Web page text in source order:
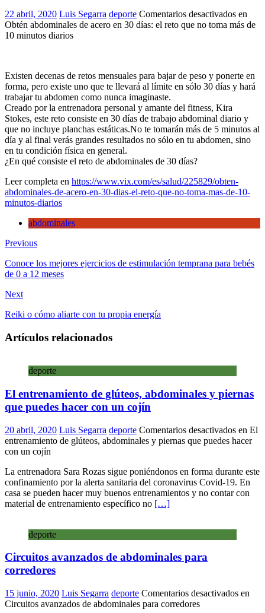
22 abril, 2020 Luis Segarra deporte Comentarios desactivados en
Obtén abdominales de acero en 30 días: el reto que no toma más de
10 minutos diarios
Existen decenas de retos mensuales para bajar de peso y ponerte en
forma, pero existe uno que te llevará al límite en sólo 30 días y hará
trabajar tu abdomen como nunca imaginaste.
Creado por la entrenadora personal y amante del fitness, Kira
Stokes, este reto consiste en 30 días de trabajo abdominal diario y
que no incluye planchas estáticas.No te tomarán más de 5 minutos al
día y al final verás grandes resultados no sólo en tu abdomen, sino
en tu condición física en general.
¿En qué consiste el reto de abdominales de 30 días?
Leer completa en https://www.vix.com/es/salud/225829/obten-
abdominales-de-acero-en-30-dias-el-reto-que-no-toma-mas-de-10-
minutos-diarios
abdominales
Previous
Conoce los mejores ejercicios de estimulación temprana para bebés
de 0 a 12 meses
Next
Reiki o cómo aliarte con tu propia energía
Artículos relacionados
deporte
El entrenamiento de glúteos, abdominales y piernas
que puedes hacer con un cojín
20 abril, 2020 Luis Segarra deporte Comentarios desactivados en El
entrenamiento de glúteos, abdominales y piernas que puedes hacer
con un cojín
La entrenadora Sara Rozas sigue poniéndonos en forma durante este
confinamiento por la alerta sanitaria del coronavirus Covid-19. En
casa se pueden hacer muy buenos entrenamientos y no contar con
material de entrenamiento específico no […]
deporte
Circuitos avanzados de abdominales para
corredores
15 junio, 2020 Luis Segarra deporte Comentarios desactivados en
Circuitos avanzados de abdominales para corredores